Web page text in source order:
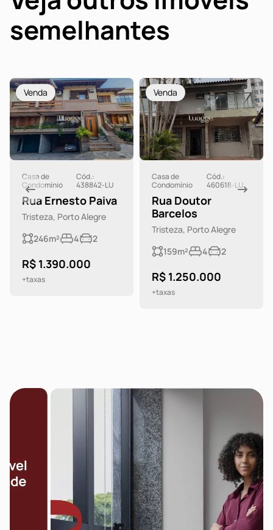
semelhantes
Venda
Casa de
Condomínio
Cód.:
438842-LU
Rua Ernesto Paiva
Tristeza, Porto Alegre
246m²
4 2
R$ 1.390.000
+taxas
Venda
Casa de
Condomínio
Cód.:
460618-LU
Rua Doutor
Barcelos
Tristeza, Porto Alegre
159m²
4 2
R$ 1.250.000
+taxas